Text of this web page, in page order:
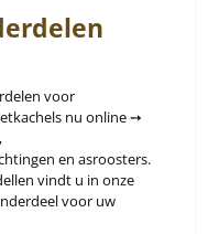
voor
nu online ➙
en asroosters.
vindt u in onze
voor uw